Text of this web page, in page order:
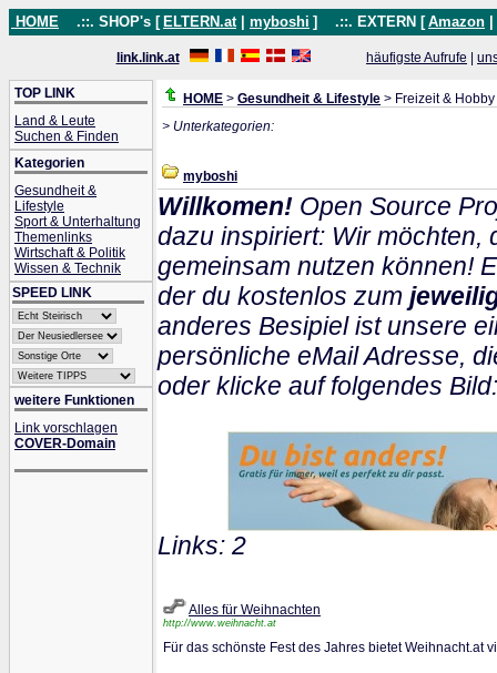
HOME .::. SHOP's [ ELTERN.at myboshi ] .::. EXTERN [ Amazon
link.link.at häufigste Aufrufe
TOP LINK
Land & Leute
Suchen & Finden
Kategorien
Gesundheit &
Lifestyle
Sport & Unterhaltung
Themenlinks
Wirtschaft & Politik
Wissen & Technik
SPEED LINK
weitere Funktionen
Link vorschlagen
COVER-Domain
HOME > Gesundheit & Lifestyle > Freizeit & Hobby
> Unterkategorien:
myboshi
Willkomen! Open Source
dazu inspiriert: Wir möchten,
gemeinsam nutzen können!
der du kostenlos zum
anderes Besipiel ist unsere
persönliche eMail Adresse,
oder klicke auf folgendes Bild:
Links: 2
Alles für Weihnachten
http://www.weihnacht.at
Für das schönste Fest des Jahres bietet Weihnacht.at